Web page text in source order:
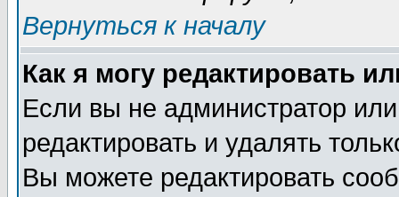
Вернуться к началу
Как я могу редактировать
Если вы не администратор
редактировать и удалять
Вы можете редактировать